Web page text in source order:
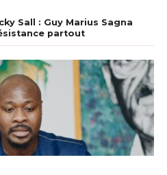
Sall : Guy Marius Sagna
partout